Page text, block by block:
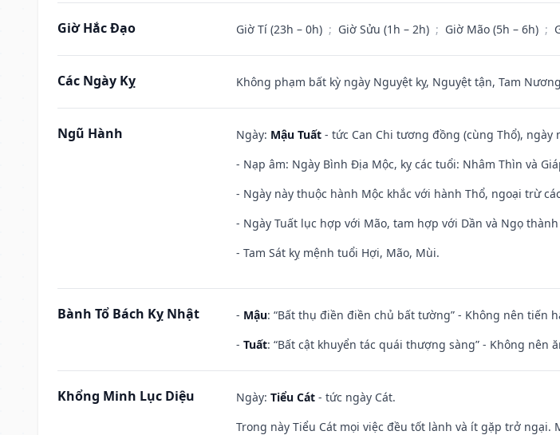
Giờ Hắc Đạo Giờ Tí (23h – 0h) ; Giờ Sửu (1h – 2h) ; Giờ Mão (5h – 6h) ;
Các Ngày Kỵ Không phạm bất kỳ ngày Nguyệt kỵ, Nguyệt tận, Tam
Ngũ Hành Ngày: Mậu Tuất - tức Can Chi tương đồng (cùng Thổ), ngày
- Nạp âm: Ngày Bình Địa Mộc, kỵ các tuổi: Nhâm Thìn và
- Ngày này thuộc hành Mộc khắc với hành Thổ, ngoại trừ
- Ngày Tuất lục hợp với Mão, tam hợp với Dần và Ngọ
- Tam Sát kỵ mệnh tuổi Hợi, Mão, Mùi.
Bành Tổ Bách Kỵ Nhật - Mậu: “Bất thụ điền điền chủ bất tường” - Không nên
- Tuất: “Bất cật khuyển tác quái thượng sàng” - Không nên
Khổng Minh Lục Diệu Ngày: Tiểu Cát - tức ngày Cát.
Trong này Tiểu Cát mọi việc đều tốt lành và ít gặp trở